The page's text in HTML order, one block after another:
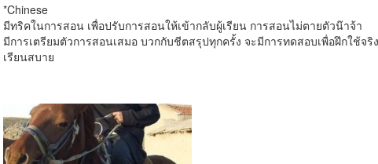
*Chinese
มีทริคในการสอน เพื่อปรับการสอนให้เข้ากลับผู้เรียน การสอนไม่ตายตัวน๊าจ้า
มีการเตรียมตัวการสอนเสมอ บวกกับชีตสรุปทุกครั้ง จะมีการทดสอบเพื่อฝึกใช้จริง
เรียนสบาย